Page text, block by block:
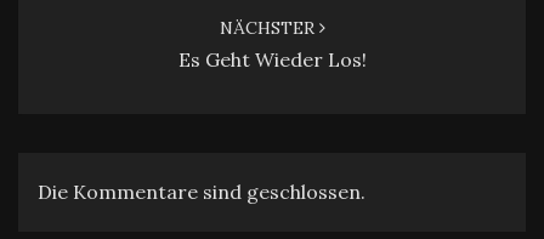
NÄCHSTER
Es Geht Wieder Los!
Die Kommentare sind geschlossen.